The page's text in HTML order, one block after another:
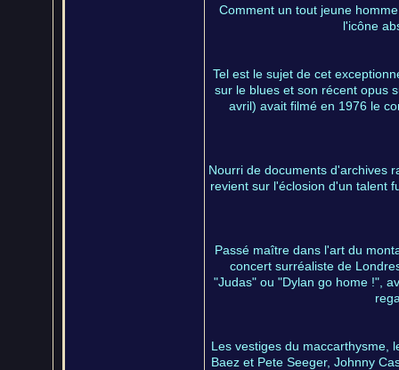
Comment un tout jeune
l'icône
Tel est le sujet de cet
sur le blues et son récent opus
avril) avait filmé en 1976 le
Nourri de documents d'archives
revient sur l'éclosion d'un talent
Passé maître dans l'art du
concert surréaliste de
"Judas" ou "Dylan go home !",
Les vestiges du maccarthysme,
Baez et Pete Seeger, Johnny